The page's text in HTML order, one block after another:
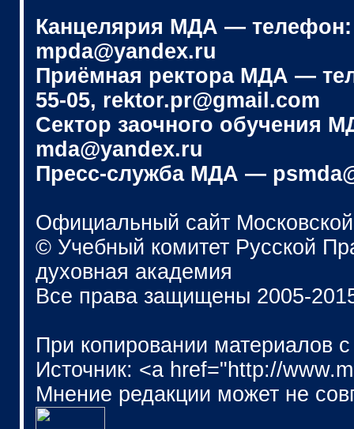
Канцелярия МДА — телефон:
mpda@yandex.ru
Приёмная ректора МДА —
55-05, rektor.pr@gmail.com
Сектор заочного обучения
mda@yandex.ru
Пресс-служба МДА —
Официальный сайт
© Учебный комитет Русской
духовная академия
Все права защищены 2005-
При копировании материалов
Источник: <a href="http://
Мнение редакции может не